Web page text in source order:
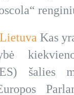
Kas
šalies